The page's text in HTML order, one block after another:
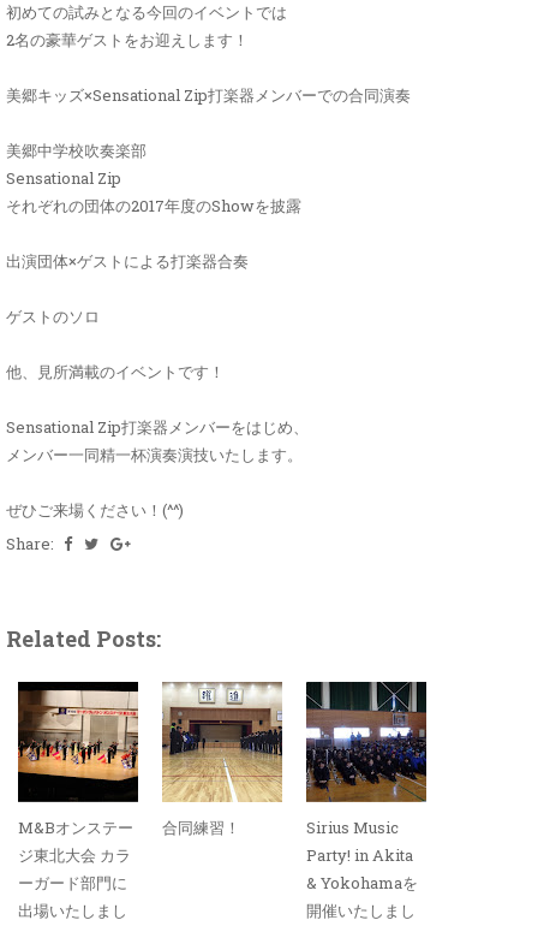
初めての試みとなる今回のイベントでは
2名の豪華ゲストをお迎えします！
美郷キッズ×Sensational Zip打楽器メンバーでの合同演奏
美郷中学校吹奏楽部
Sensational Zip
それぞれの団体の2017年度のShowを披露
出演団体×ゲストによる打楽器合奏
ゲストのソロ
他、見所満載のイベントです！
Sensational Zip打楽器メンバーをはじめ、
メンバー一同精一杯演奏演技いたします。
ぜひご来場ください！(^^)
Share:
Related Posts:
M&Bオンステー
ジ東北大会 カラ
ーガード部門に
出場いたしまし
合同練習！
Sirius Music
Party! in Akita
& Yokohamaを
開催いたしまし